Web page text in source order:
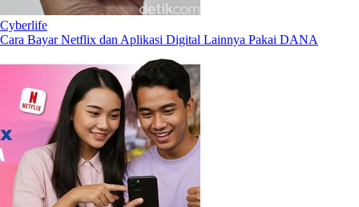
Cyberlife
Cara Bayar Netflix dan Aplikasi Digital Lainnya Pakai DANA